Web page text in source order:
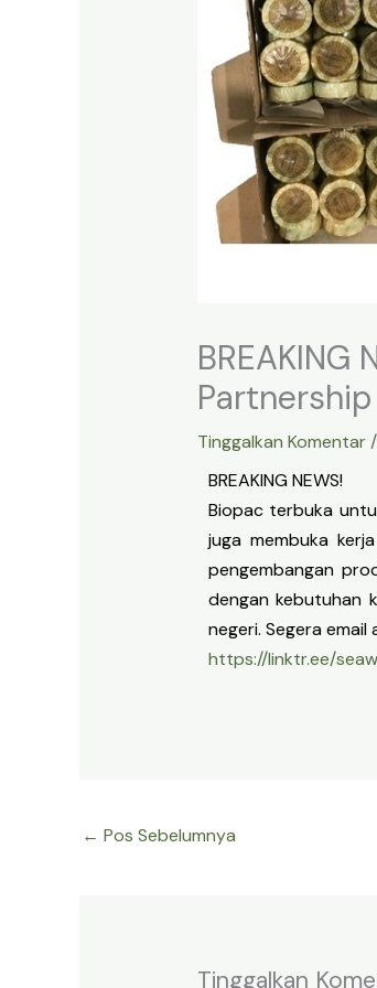
Tinggalkan Komentar /
BREAKING NEWS!
Biopac terbuka
juga membuka
pengembangan
dengan kebutuhan
negeri. Segera
https://linktr.ee/
← Pos Sebelumnya
Tinggalkan